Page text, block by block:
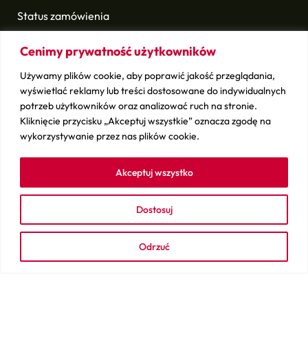
Cenimy prywatność użytkowników
Używamy plików cookie, aby poprawić jakość przeglądania,
wyświetlać reklamy lub treści dostosowane do indywidualnych
potrzeb użytkowników oraz analizować ruch na stronie.
Kliknięcie przycisku „Akceptuj wszystkie” oznacza zgodę na
wykorzystywanie przez nas plików cookie.
Dostosuj
Odrzuć
Akceptuj wszystko
Status zamówienia
Nasze Marki
TaylorMade
Callaway
Scotty Cameron
Odyssey
EzeGlide
Golf Pride
i wiele innych